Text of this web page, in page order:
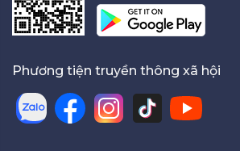
Phương tiện truyền thông xã hội